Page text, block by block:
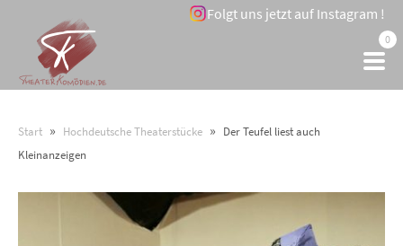
Folgt uns jetzt auf Instagram !
0
Start » Hochdeutsche Theaterstücke » Der Teufel liest auch
Kleinanzeigen